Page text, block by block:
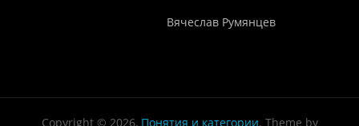
Вячеслав Румянцев
Copyright © 2026, Понятия и категории. Theme by